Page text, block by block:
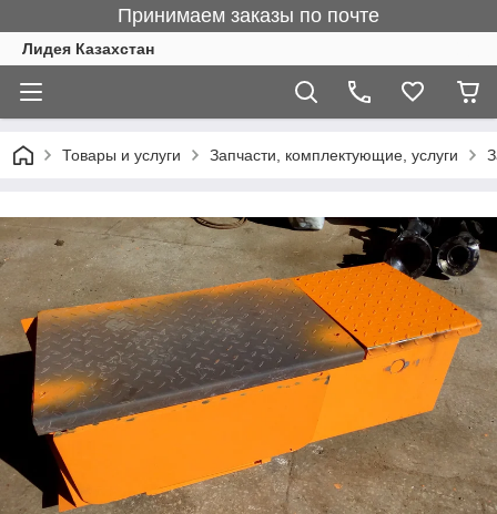
Принимаем заказы по почте
Лидея Казахстан
Товары и услуги Запчасти, комплектующие, услуги